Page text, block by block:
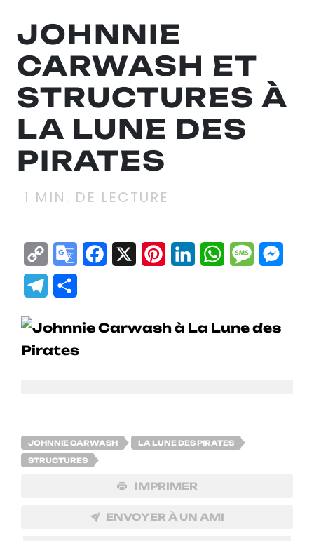
JOHNNIE
CARWASH ET
STRUCTURES À
LA LUNE DES
PIRATES
1 MIN. DE LECTURE
Copy
Link
GoogleFacebook
X Pinterest
LinkedInWhatsApp
Telegram
JOHNNIE CARWASH LA LUNE DES PIRATES
STRUCTURES
IMPRIMER
ENVOYER À UN AMI